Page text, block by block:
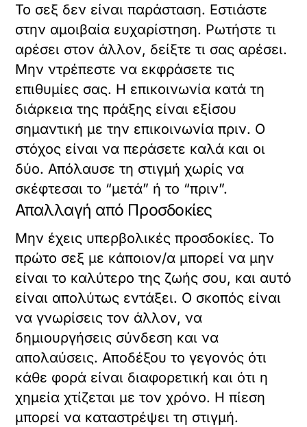
Το σεξ δεν είναι παράσταση. Εστιάστε
στην αμοιβαία ευχαρίστηση. Ρωτήστε τι
αρέσει στον άλλον, δείξτε τι σας αρέσει.
Μην ντρέπεστε να εκφράσετε τις
επιθυμίες σας. Η επικοινωνία κατά τη
διάρκεια της πράξης είναι εξίσου
σημαντική με την επικοινωνία πριν. Ο
στόχος είναι να περάσετε καλά και οι
δύο. Απόλαυσε τη στιγμή χωρίς να
σκέφτεσαι το “μετά” ή το “πριν”.
Απαλλαγή από Προσδοκίες
Μην έχεις υπερβολικές προσδοκίες. Το
πρώτο σεξ με κάποιον/α μπορεί να μην
είναι το καλύτερο της ζωής σου, και αυτό
είναι απολύτως εντάξει. Ο σκοπός είναι
να γνωρίσεις τον άλλον, να
δημιουργήσεις σύνδεση και να
απολαύσεις. Αποδέξου το γεγονός ότι
κάθε φορά είναι διαφορετική και ότι η
χημεία χτίζεται με τον χρόνο. Η πίεση
μπορεί να καταστρέψει τη στιγμή.